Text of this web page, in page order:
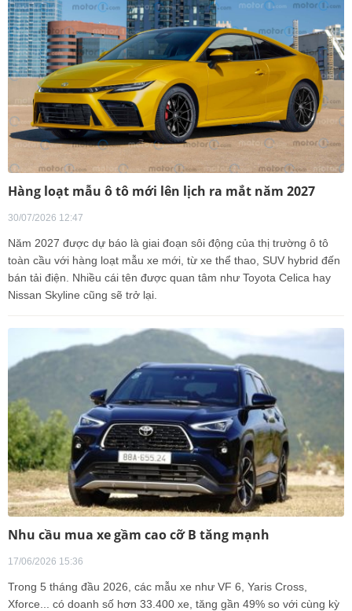
Hàng loạt mẫu ô tô mới lên lịch ra mắt năm 2027
30/07/2026 12:47
Năm 2027 được dự báo là giai đoạn sôi động của thị trường ô tô
toàn cầu với hàng loạt mẫu xe mới, từ xe thể thao, SUV hybrid đến
bán tải điện. Nhiều cái tên được quan tâm như Toyota Celica hay
Nissan Skyline cũng sẽ trở lại.
Nhu cầu mua xe gầm cao cỡ B tăng mạnh
17/06/2026 15:36
Trong 5 tháng đầu 2026, các mẫu xe như VF 6, Yaris Cross,
Xforce... có doanh số hơn 33.400 xe, tăng gần 49% so với cùng kỳ